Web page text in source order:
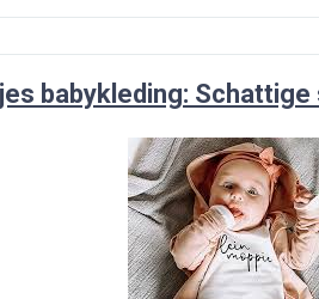
babykleding: